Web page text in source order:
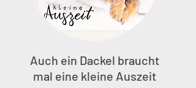
Auch ein Dackel braucht
mal eine kleine Auszeit